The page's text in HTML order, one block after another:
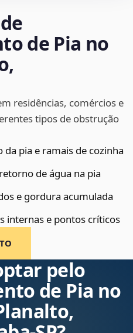
de Pia no
residências, comércios e
tipos de obstrução
pia e ramais de cozinha
de água na pia
e gordura acumulada
internas e pontos críticos
pelo
de Pia no